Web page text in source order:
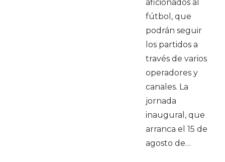
aficionados al
fútbol, que
podrán seguir
los partidos a
través de varios
operadores y
canales. La
jornada
inaugural, que
arranca el 15 de
agosto de…